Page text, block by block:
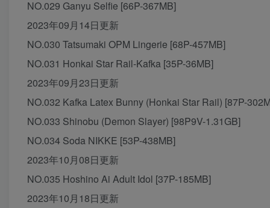
NO.029 Ganyu Selfie [66P-367MB]
2023年09月14日更新
NO.030 Tatsumaki OPM Lingerie [68P-457MB]
NO.031 Honkai Star Rail-Kafka [35P-36MB]
2023年09月23日更新
NO.032 Kafka Latex Bunny (Honkai Star Rail) [87P-
NO.033 Shinobu (Demon Slayer) [98P9V-1.31GB]
NO.034 Soda NIKKE [53P-438MB]
2023年10月08日更新
NO.035 Hoshino Ai Adult Idol [37P-185MB]
2023年10月18日更新